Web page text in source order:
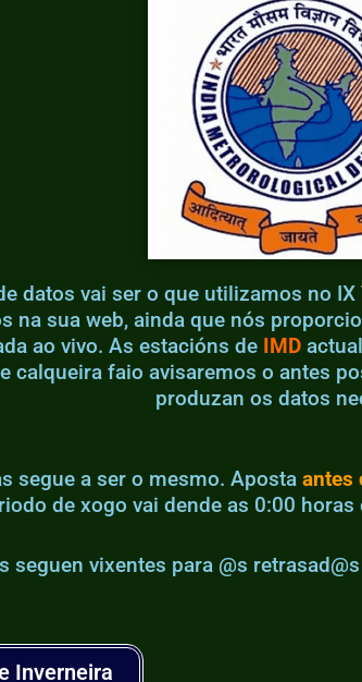
datos vai ser o que utilizamos no
na sua web, ainda que nós
ao vivo. As estacións de IMD
calqueira faio avisaremos o antes
produzan os datos
segue a ser o mesmo. Aposta antes
de xogo vai dende as 0:00
seguen vixentes para @s
Inverneira